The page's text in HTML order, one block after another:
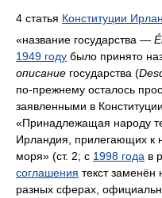
4 статья Конституции
«название государства —
1949 году было принято
описание государства (
по-прежнему осталось
заявленными в
«Принадлежащая народу
Ирландия, прилегающих к
моря» (ст. 2; с 1998 года в
соглашения текст
разных сферах,